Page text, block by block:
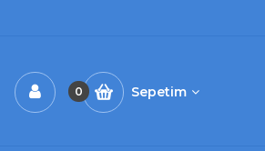
0 Sepetim